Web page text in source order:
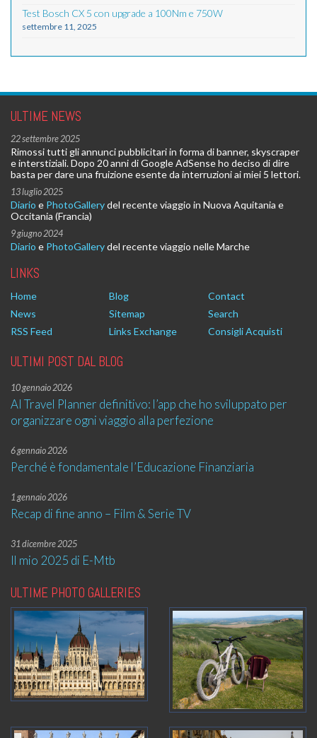
Test Bosch CX 5 con upgrade a 100Nm e 750W
settembre 11, 2025
ULTIME NEWS
22 settembre 2025
Rimossi tutti gli annunci pubblicitari in forma di banner, skyscraper
e interstiziali. Dopo 20 anni di Google AdSense ho deciso di dire
basta per dare una fruizione esente da interruzioni ai miei 5 lettori.
13 luglio 2025
Diario e PhotoGallerydel recente viaggio in Nuova Aquitania e
Occitania (Francia)
9 giugno 2024
Diario e PhotoGallerydel recente viaggio nelle Marche
LINKS
Home Blog
Contact
News
Sitemap
Search
RSS Feed
Links Exchange Consigli Acquisti
ULTIMI POST DAL BLOG
10 gennaio 2026
AI Travel Planner definitivo: l’app che ho sviluppato per
organizzare ogni viaggio alla perfezione
6 gennaio 2026
Perché è fondamentale l’Educazione Finanziaria
1 gennaio 2026
Recap di fine anno – Film & Serie TV
31 dicembre 2025
Il mio 2025 di E-Mtb
ULTIME PHOTO GALLERIES